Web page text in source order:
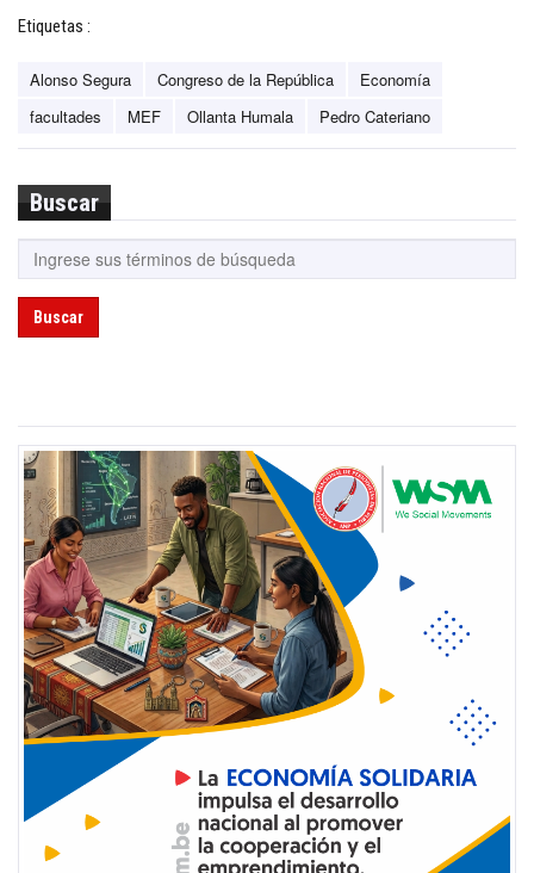
Etiquetas :
Alonso Segura Congreso de la República
Economía
facultades
MEF Ollanta Humala Pedro Cateriano
Buscar
Buscar